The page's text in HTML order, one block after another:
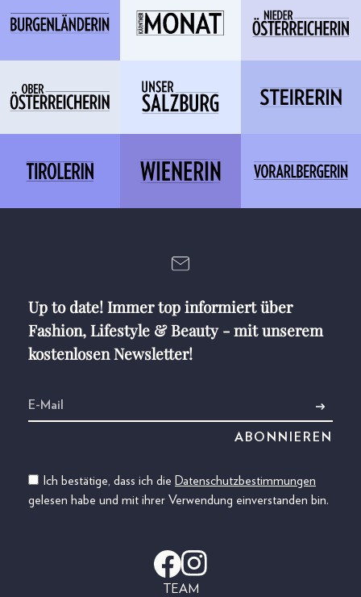
Up to date! Immer top informiert über
Fashion, Lifestyle & Beauty - mit unserem
kostenlosen Newsletter!
Ich bestätige, dass ich die Datenschutzbestimmungen
gelesen habe und mit ihrer Verwendung einverstanden bin.
TEAM